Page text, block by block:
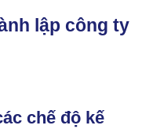
lập công ty
chế độ kế